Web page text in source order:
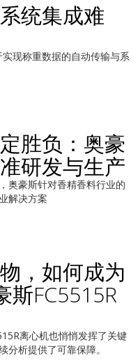
统集成难
现称重数据的自动传输与系
胜负：奥豪
研发与生产
奥豪斯针对香精香料行业的
解决方案
，如何成为
斯FC5515R
离心机也悄悄发挥了关键
析提供了可靠保障。